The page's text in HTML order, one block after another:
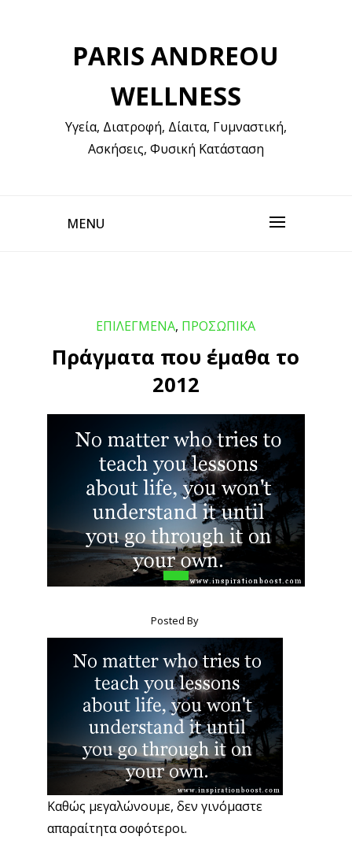
PARIS ANDREOU
WELLNESS
Υγεία, Διατροφή, Δίαιτα, Γυμναστική,
Ασκήσεις, Φυσική Κατάσταση
MENU
ΕΠΙΛΕΓΜΕΝΑ, ΠΡΟΣΩΠΙΚΑ
Πράγματα που έμαθα το
2012
Posted By
Καθώς μεγαλώνουμε, δεν γινόμαστε
απαραίτητα σοφότεροι.